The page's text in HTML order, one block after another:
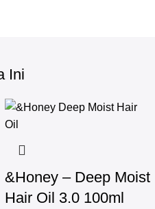
Ini
&Honey – Deep Moist
Hair Oil 3.0 100ml